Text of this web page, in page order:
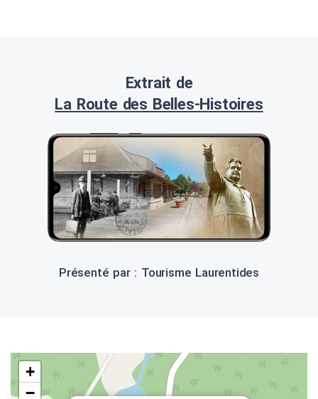
Extrait de
La Route des Belles-Histoires
Présenté par : Tourisme Laurentides
+
−